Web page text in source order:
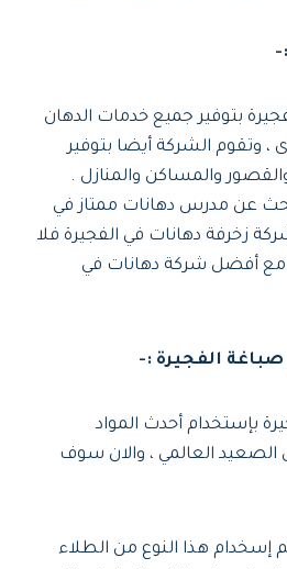
بتوفير جميع خدمات الدهان
، وتقوم الشركة أيضا بتوفير
والمساكن والمنازل .
عن مدرس دهانات ممتاز في
زخرفة دهانات في الفجيرة فلا
مع أفضل شركة دهانات في
صباغة الفجيرة :-
بإستخدام أحدث المواد
الصعيد العالمي ، والان سوف
إسخدام هذا النوع من الطلاء